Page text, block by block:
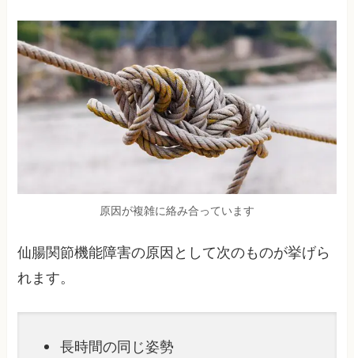
原因が複雑に絡み合っています
仙腸関節機能障害の原因として次のものが挙げら
れます。
長時間の同じ姿勢